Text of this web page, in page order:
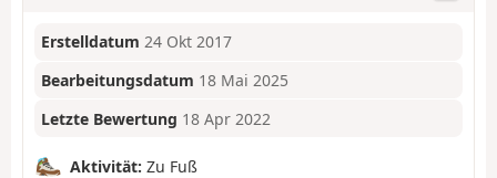
Erstelldatum 24 Okt 2017
Bearbeitungsdatum 18 Mai 2025
Letzte Bewertung 18 Apr 2022
Aktivität: Zu Fuß